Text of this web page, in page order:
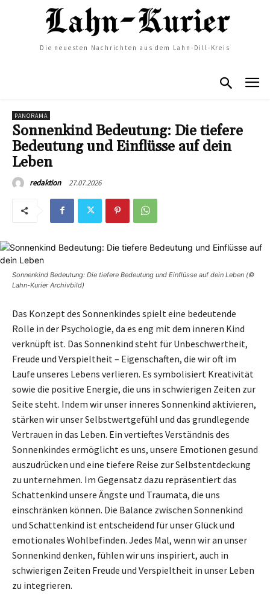
Die neuesten Nachrichten aus dem Lahn-Dill-Kreis
PANORAMA
Sonnenkind Bedeutung: Die tiefere
Bedeutung und Einflüsse auf dein
Leben
redaktion 27.07.2026
Sonnenkind Bedeutung: Die tiefere Bedeutung und Einflüsse auf dein Leben (©
Lahn-Kurier Archivbild)
Das Konzept des Sonnenkindes spielt eine bedeutende
Rolle in der Psychologie, da es eng mit dem inneren Kind
verknüpft ist. Das Sonnenkind steht für Unbeschwertheit,
Freude und Verspieltheit – Eigenschaften, die wir oft im
Laufe unseres Lebens verlieren. Es symbolisiert Kreativität
sowie die positive Energie, die uns in schwierigen Zeiten zur
Seite steht. Indem wir unser inneres Sonnenkind aktivieren,
stärken wir unser Selbstwertgefühl und das grundlegende
Vertrauen in das Leben. Ein vertieftes Verständnis des
Sonnenkindes ermöglicht es uns, unsere Emotionen gesund
auszudrücken und eine tiefere Reise zur Selbstentdeckung
zu unternehmen. Im Gegensatz dazu repräsentiert das
Schattenkind unsere Ängste und Traumata, die uns
einschränken können. Die Balance zwischen Sonnenkind
und Schattenkind ist entscheidend für unser Glück und
emotionales Wohlbefinden. Jedes Mal, wenn wir an unser
Sonnenkind denken, fühlen wir uns inspiriert, auch in
schwierigen Zeiten Freude und Verspieltheit in unser Leben
zu integrieren.